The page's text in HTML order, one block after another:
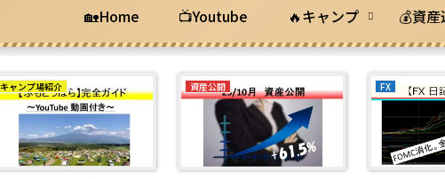
🏡Home 📺Youtube 🔥キャンプ 💰資産
キャンプ場紹介 資産公開 FX